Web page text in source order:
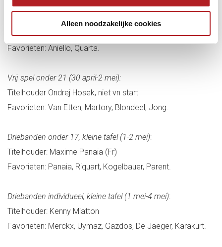
Alleen noodzakelijke cookies
Kegelbiljart individueel (30 april-2 mei)
Titelhouder: Michelngelo Aniello
Favorieten: Aniello, Quarta.
Vrij spel onder 21 (30 april-2 mei):
Titelhouder Ondrej Hosek, niet vn start
Favorieten: Van Etten, Martory, Blondeel, Jong.
Driebanden onder 17, kleine tafel (1-2 mei):
Titelhouder: Maxime Panaia (Fr)
Favorieten: Panaia, Riquart, Kogelbauer, Parent.
Driebanden individueel, kleine tafel (1 mei-4 mei):
Titelhouder: Kenny Miatton
Favorieten: Merckx, Uymaz, Gazdos, De Jaeger, Karakurt.